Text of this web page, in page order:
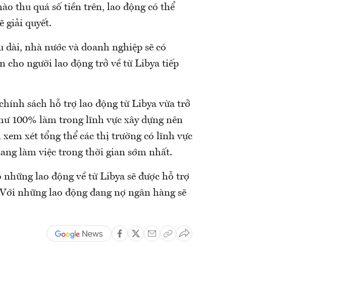
thu quá số tiền trên, lao động có thể
giải quyết.
nhà nước và doanh nghiệp sẽ có
cho người lao động trở về từ Libya tiếp
sách hỗ trợ lao động từ Libya vừa trở
100% làm trong lĩnh vực xây dựng nên
xét tổng thể các thị trường có lĩnh vực
làm việc trong thời gian sớm nhất.
lao động về từ Libya sẽ được hỗ trợ
những lao động đang nợ ngân hàng sẽ